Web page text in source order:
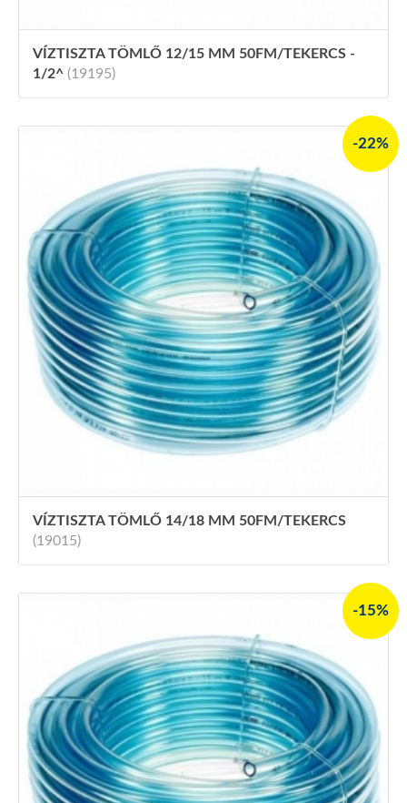
VÍZTISZTA TÖMLŐ 12/15 MM 50FM/TEKERCS -
1/2^ (19195)
-22%
VÍZTISZTA TÖMLŐ 14/18 MM 50FM/TEKERCS
(19015)
-15%